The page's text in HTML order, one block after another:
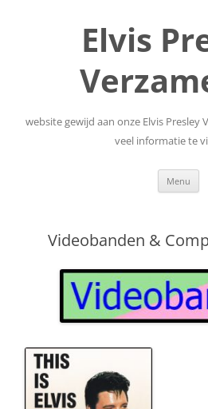
Elvis
website gewijd aan onze Elvis Presley
veel informatie te
Menu
Videobanden &